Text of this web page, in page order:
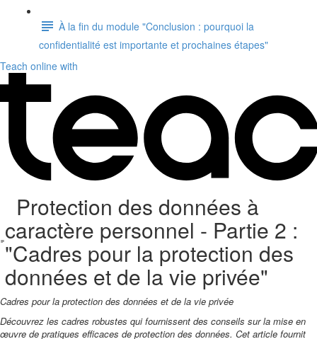
À la fin du module "Conclusion : pourquoi la
confidentialité est importante et prochaines étapes"
Teach online with
Protection des données à
caractère personnel - Partie 2 :
"Cadres pour la protection des
données et de la vie privée"
Cadres pour la protection des données et de la vie privée
Découvrez les cadres robustes qui fournissent des conseils sur la mise en
œuvre de pratiques efficaces de protection des données. Cet article fournit